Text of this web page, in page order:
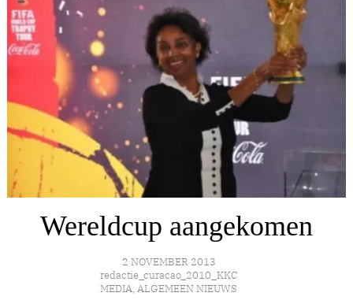
Wereldcup aangekomen
2 NOVEMBER 2013
redactie_curacao_2010_KKC
MEDIA, ALGEMEEN NIEUWS